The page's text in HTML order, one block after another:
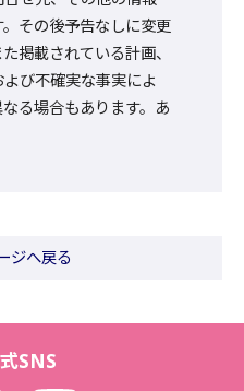
その後予告なしに変更
掲載されている計画、
び不確実な事実によ
る場合もあります。あ
ジへ戻る
SNS